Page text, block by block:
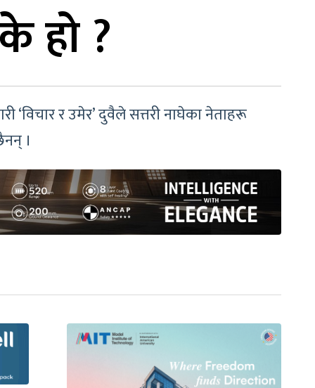
हो ?
र उमेर’ दुवैले सत्तरी नाघेका नेताहरू
।